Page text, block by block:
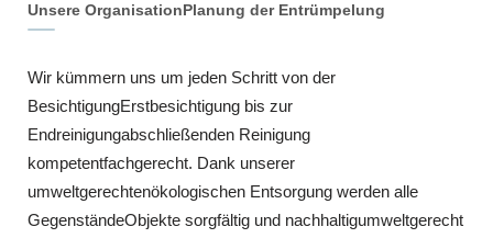
Unsere OrganisationPlanung der Entrümpelung
Wir kümmern uns um jeden Schritt von der
BesichtigungErstbesichtigung bis zur
Endreinigungabschließenden Reinigung
kompetentfachgerecht. Dank unserer
umweltgerechtenökologischen Entsorgung werden alle
GegenständeObjekte sorgfältig und nachhaltigumweltgerecht